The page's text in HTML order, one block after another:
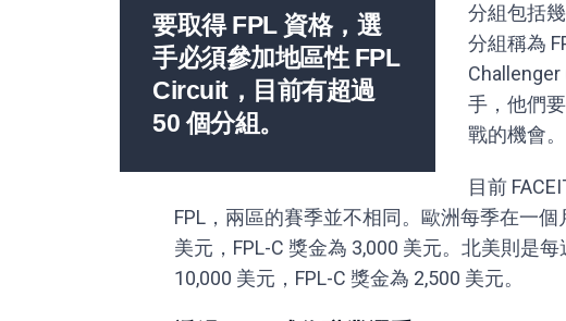
要取得 FPL 資格，選
手必須參加地區性 FPL
Circuit，目前有超過
50 個分組。
分組包括
分組稱為
手，他們
戰的機會。
目前
FPL，兩區的賽季並不相同。歐洲每季在一個
美元，FPL-C 獎金為 3,000 美元。北美則是
10,000 美元，FPL-C 獎金為 2,500 美元。